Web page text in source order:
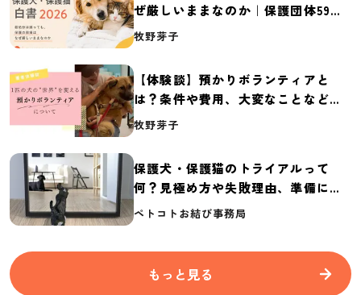
ぜ厳しいままなのか｜保護団体59団
体の実態調査【保護犬・保護猫白書
牧野芽子
【体験談】預かりボランティアと
は？条件や費用、大変なことなど紹
介
牧野芽子
保護犬・保護猫のトライアルって
何？見極め方や失敗理由、準備に必
要なものを紹介
ペトコトお結び事務局
もっと見る